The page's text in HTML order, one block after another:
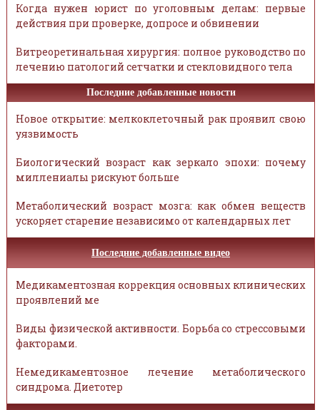
Когда нужен юрист по уголовным делам: первые
действия при проверке, допросе и обвинении
Витреоретинальная хирургия: полное руководство по
лечению патологий сетчатки и стекловидного тела
Последние добавленные новости
Новое открытие: мелкоклеточный рак проявил свою
уязвимость
Биологический возраст как зеркало эпохи: почему
миллениалы рискуют больше
Метаболический возраст мозга: как обмен веществ
ускоряет старение независимо от календарных лет
Последние добавленные видео
Медикаментозная коррекция основных клинических
проявлений ме
Виды физической активности. Борьба со стрессовыми
факторами.
Немедикаментозное лечение метаболического
синдрома. Диетотер